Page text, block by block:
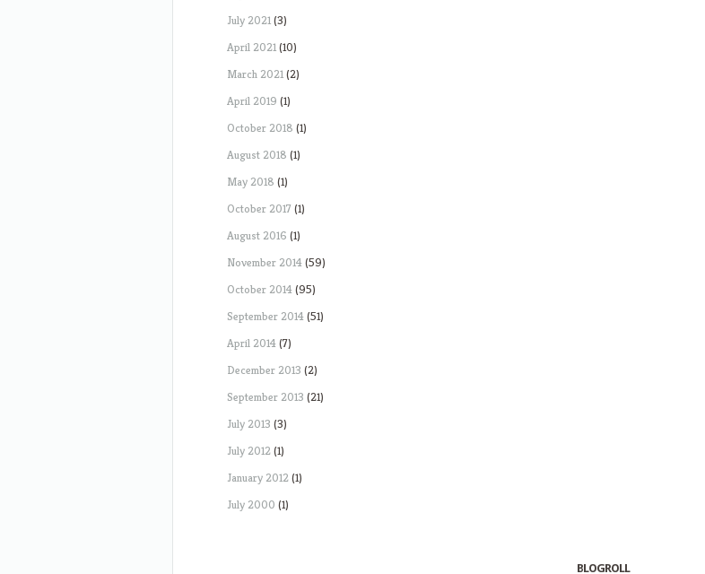
July 2021(3)
April 2021(10)
March 2021(2)
April 2019 (1)
October 2018 (1)
August 2018 (1)
May 2018 (1)
October 2017 (1)
August 2016 (1)
November 2014(59)
October 2014(95)
September 2014(51)
April 2014(7)
December 2013 (2)
September 2013 (21)
July 2013 (3)
July 2012(1)
January 2012(1)
July 2000 (1)
BLOGROLL